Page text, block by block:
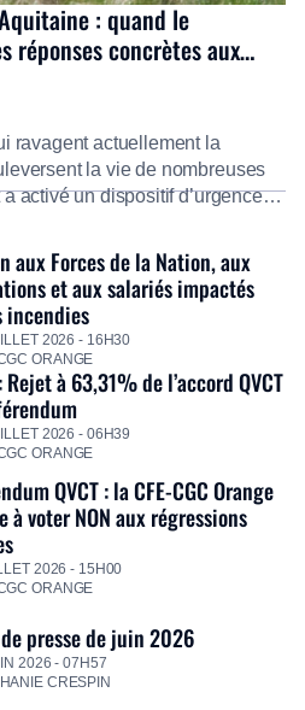
: quand le
réponses concrètes aux
ravagent actuellement la
la vie de nombreuses
activé un dispositif d’urgence
sociale, le Groupe mobilise
afin de proposer un diagnostic
pour faire face aux
aux Forces de la Nation, aux
et aux salariés impactés
incendies
2026 - 16H30
ORANGE
à 63,31% de l’accord QVCT
2026 - 06H39
ORANGE
QVCT : la CFE-CGC Orange
à voter NON aux régressions
2026 - 15H00
ORANGE
presse de juin 2026
2026 - 07H57
CRESPIN